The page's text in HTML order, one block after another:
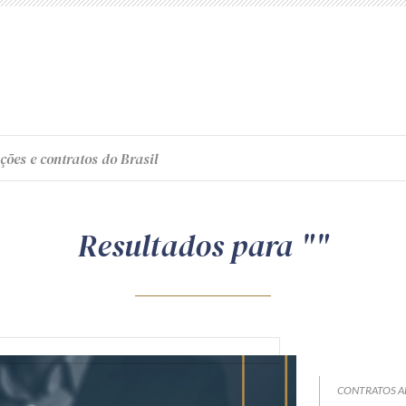
e contratos do Brasil
Resultados para ""
CONTRATOS